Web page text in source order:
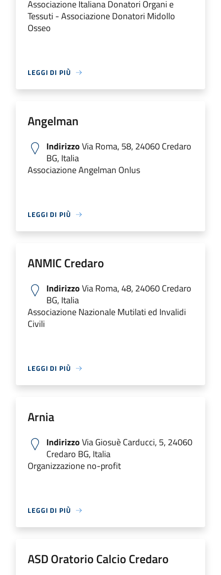
Associazione Italiana Donatori Organi e
Tessuti - Associazione Donatori Midollo
Osseo
LEGGI DI PIÙ
Angelman
IndirizzoVia Roma, 58, 24060 Credaro
BG, Italia
Associazione Angelman Onlus
LEGGI DI PIÙ
ANMIC Credaro
IndirizzoVia Roma, 48, 24060 Credaro
BG, Italia
Associazione Nazionale Mutilati ed Invalidi
Civili
LEGGI DI PIÙ
Arnia
IndirizzoVia Giosuè Carducci, 5, 24060
Credaro BG, Italia
Organizzazione no-profit
LEGGI DI PIÙ
ASD Oratorio Calcio Credaro